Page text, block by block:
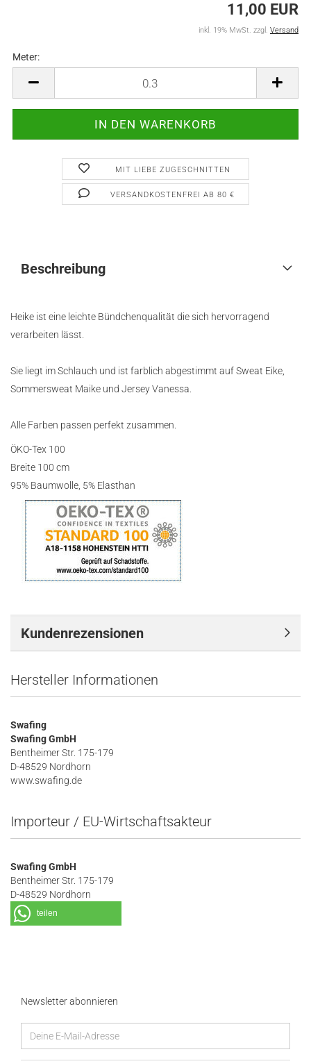
11,00 EUR
inkl. 19% MwSt. zzgl. Versand
Meter:
MIT LIEBE ZUGESCHNITTEN
VERSANDKOSTENFREI AB 80 €
Beschreibung
Heike ist eine leichte Bündchenqualität die sich hervorragend
verarbeiten lässt.
Sie liegt im Schlauch und ist farblich abgestimmt auf Sweat Eike,
Sommersweat Maike und Jersey Vanessa.
Alle Farben passen perfekt zusammen.
ÖKO-Tex 100
Breite 100 cm
95% Baumwolle, 5% Elasthan
Kundenrezensionen
Hersteller Informationen
Swafing
Swafing GmbH
Bentheimer Str. 175-179
D-48529 Nordhorn
www.swafing.de
Importeur / EU-Wirtschaftsakteur
Swafing GmbH
Bentheimer Str. 175-179
D-48529 Nordhorn
teilen
Newsletter abonnieren